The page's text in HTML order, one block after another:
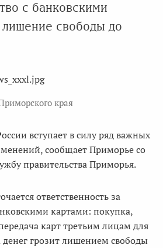
с банковскими
лишение свободы до
края
вступает в силу ряд важных
сообщает Приморье со
правительства Приморья.
ответственность за
картами: покупка,
карт третьим лицам для
грозит лишением свободы